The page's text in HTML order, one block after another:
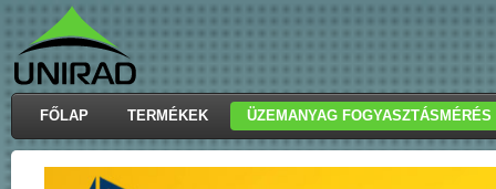
FŐLAP TERMÉKEK ÜZEMANYAG FOGYASZTÁSMÉRÉS